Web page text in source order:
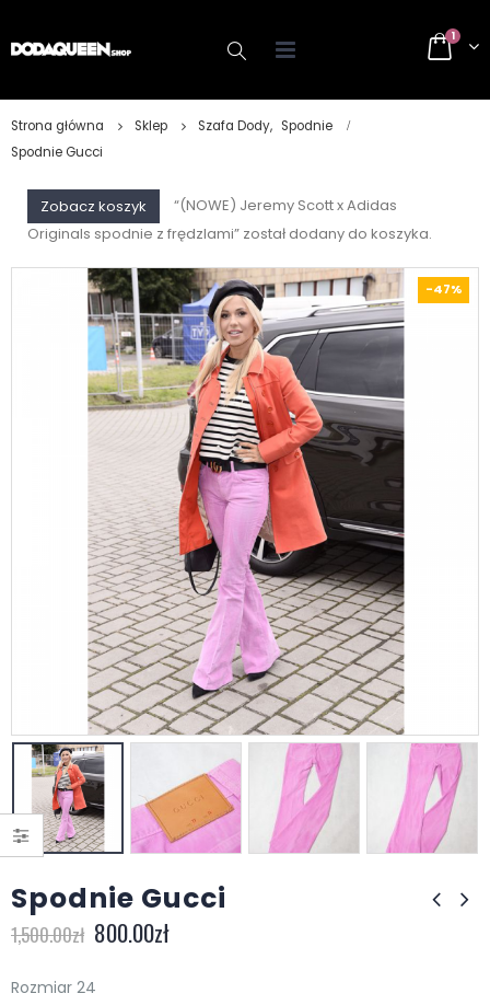
1
Strona główna Sklep Szafa Dody, Spodnie
Spodnie Gucci
Zobacz koszyk
“(NOWE) Jeremy Scott x Adidas
Originals spodnie z frędzlami” został dodany do koszyka.
-47%
Spodnie Gucci
1,500.00zł 800.00zł
Rozmiar 24